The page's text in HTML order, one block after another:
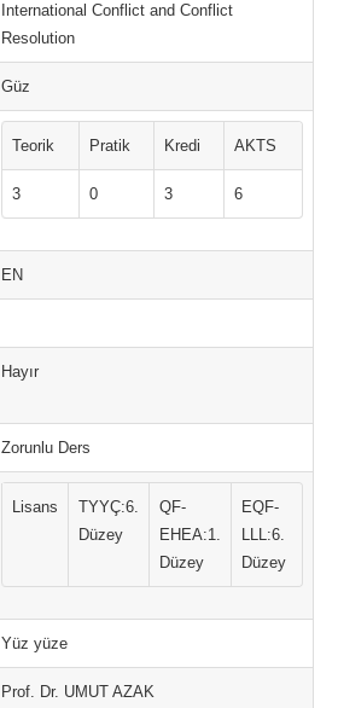
International Conflict and Conflict
Resolution
Güz
Teorik Pratik Kredi AKTS
3 0 3 6
EN
Hayır
Zorunlu Ders
Lisans
TYYÇ:6.
Düzey
QF-
EHEA:1.
Düzey
EQF-
LLL:6.
Düzey
Yüz yüze
Prof. Dr. UMUT AZAK